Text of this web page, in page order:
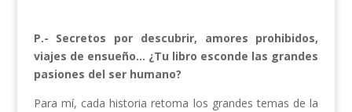
P.- Secretos por descubrir, amores prohibidos,
viajes de ensueño… ¿Tu libro esconde las grandes
pasiones del ser humano?
Para mí, cada historia retoma los grandes temas de la